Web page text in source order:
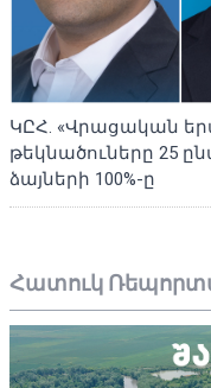
ԿԸՀ. «Վրացական
թեկնածուները 25
ձայների 100%-ը
Հատուկ